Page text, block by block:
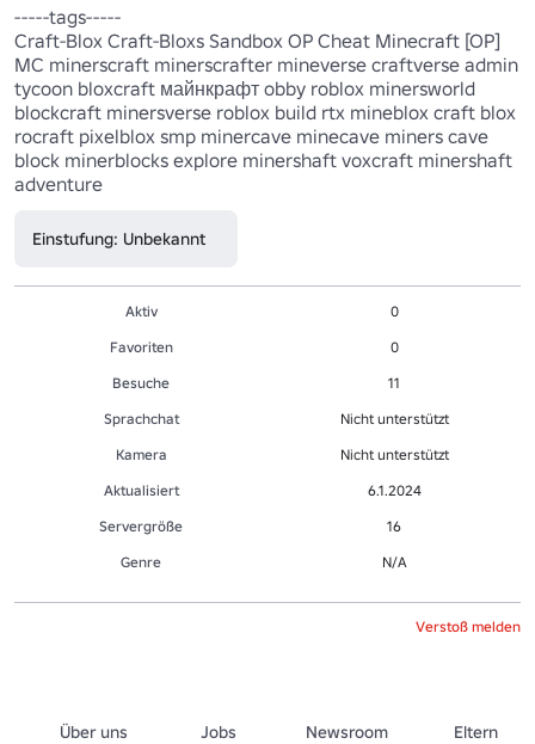
-----tags-----
Craft-Blox Craft-Bloxs Sandbox OP Cheat Minecraft [OP]
MC minerscraft minerscrafter mineverse craftverse admin
tycoon bloxcraft майнкрафт obby roblox minersworld
blockcraft minersverse roblox build rtx mineblox craft blox
rocraft pixelblox smp minercave minecave miners cave
block minerblocks explore minershaft voxcraft minershaft
adventure
Einstufung: Unbekannt
Aktiv
0
Favoriten
0
Besuche
11
Sprachchat
Nicht unterstützt
Kamera
Nicht unterstützt
Aktualisiert
6.1.2024
Servergröße
16
Genre
N/A
Verstoß melden
Über uns Jobs Newsroom Eltern